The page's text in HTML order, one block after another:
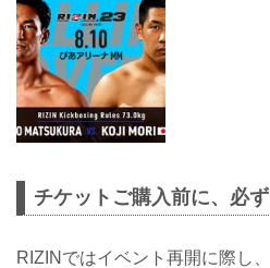
チケットご購入前に、必
RIZINではイベント再開に際し